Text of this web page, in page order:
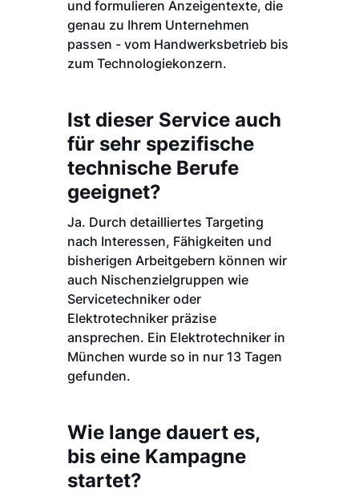
und formulieren Anzeigentexte, die
genau zu Ihrem Unternehmen
passen - vom Handwerksbetrieb bis
zum Technologiekonzern.
Ist dieser Service auch
für sehr spezifische
technische Berufe
geeignet?
Ja. Durch detailliertes Targeting
nach Interessen, Fähigkeiten und
bisherigen Arbeitgebern können wir
auch Nischenzielgruppen wie
Servicetechniker oder
Elektrotechniker präzise
ansprechen. Ein Elektrotechniker in
München wurde so in nur 13 Tagen
gefunden.
Wie lange dauert es,
bis eine Kampagne
startet?